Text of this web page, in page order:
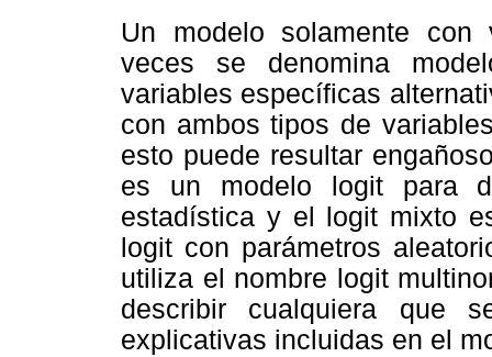
Un modelo solamente con
veces se denomina
variables específicas
con ambos tipos de
esto puede resultar
es un modelo logit para
estadística y el logit mixto
logit con parámetros
utiliza el nombre logit
describir cualquiera que
explicativas incluidas en el